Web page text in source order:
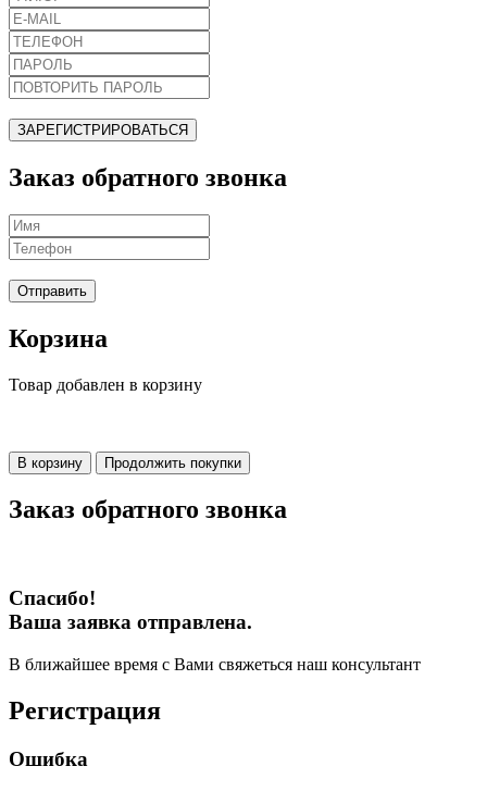
ЗАРЕГИСТРИРОВАТЬСЯ
Заказ обратного звонка
Отправить
Корзина
Товар добавлен в корзину
В корзину Продолжить покупки
Заказ обратного звонка
Спасибо!
Ваша заявка отправлена.
В ближайшее время с Вами свяжеться наш консультант
Регистрация
Ошибка